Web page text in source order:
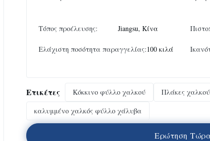
Τόπος προέλευσης: Jiangsu, Κίνα
Ελάχιστη ποσότητα παραγγελίας:100 κιλά
Ετικέτες Κόκκινο φύλλο χαλκού
Πλάκες χαλκού
καλυμμένο χαλκός φύλλο χάλυβα
Ερώτηση Τώρ